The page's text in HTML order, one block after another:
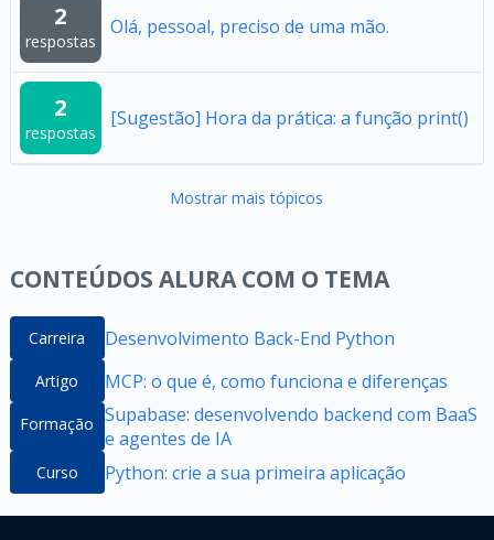
2
respostas
Olá, pessoal, preciso de uma mão.
2
respostas
[Sugestão] Hora da prática: a função print()
Mostrar mais tópicos
CONTEÚDOS ALURA COM O TEMA
Carreira Desenvolvimento Back-End Python
Artigo MCP: o que é, como funciona e diferenças
Formação Supabase: desenvolvendo backend com BaaS
e agentes de IA
Curso Python: crie a sua primeira aplicação